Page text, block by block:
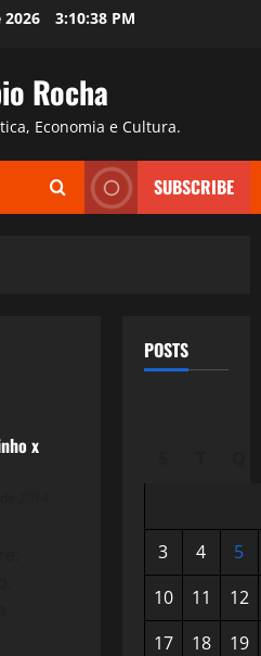
3:10:39 PM
Rocha
Economia e Cultura.
SUBSCRIBE
x
POSTS
3 4
5
10
11
12
17
18
19